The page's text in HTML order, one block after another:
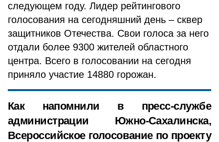
следующем году. Лидер рейтингового
голосования на сегодняшний день – сквер
защитников Отечества. Свои голоса за него
отдали более 9300 жителей областного
центра. Всего в голосовании на сегодня
приняло участие 14880 горожан.
Как напомнили в пресс-службе
администрации Южно-Сахалинска,
Всероссийское голосование по проекту